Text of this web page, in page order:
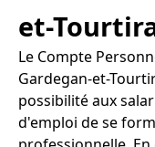
et-
Le Compte
Gardegan-et-
possibilité aux
d'emploi de se